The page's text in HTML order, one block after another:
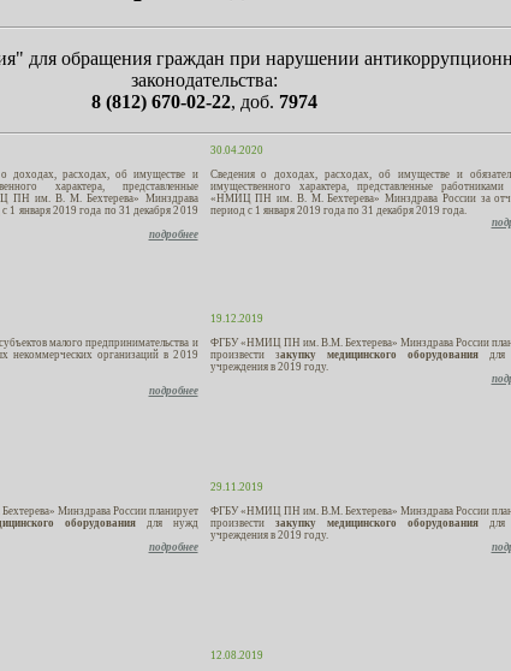
для обращения граждан при нарушении
законодательства:
8 (812) 670-02-22, доб. 7974
о доходах, расходах, об имуществе и
характера, представленные
ПН им. В. М. Бехтерева» Минздрава
1 января 2019 года по 31 декабря 2019
подробнее
30.04.2020
Сведения о доходах, расходах, об имуществе и
имущественного характера, представленные
«НМИЦ ПН им. В. М. Бехтерева» Минздрава России за
период с 1 января 2019 года по 31 декабря 2019 года.
малого предпринимательства и
некоммерческих организаций в 2019
подробнее
19.12.2019
ФГБУ «НМИЦ ПН им. В.М. Бехтерева» Минздрава России
произвести закупку медицинского оборудованиядля
учреждения в 2019 году.
Минздрава России планирует
оборудованиядля нужд
подробнее
29.11.2019
ФГБУ «НМИЦ ПН им. В.М. Бехтерева» Минздрава России
произвести закупку медицинского оборудованиядля
учреждения в 2019 году.
12.08.2019